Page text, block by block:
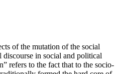
of the mutation of the social
discourse in social and political
refers to the fact that to the socio-